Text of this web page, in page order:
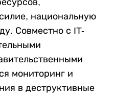
национальную
Совместно с IT-
мониторинг и
в деструктивные